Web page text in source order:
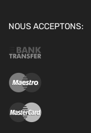
NOUS ACCEPTONS: